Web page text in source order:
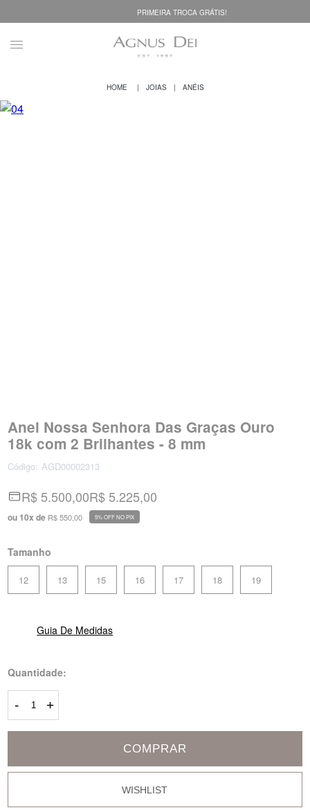
PRIMEIRA TROCA GRÁTIS!
JOIAS ANÉIS
Anel Nossa Senhora Das Graças Ouro
18k com 2 Brilhantes - 8 mm
Código: AGD00002313
R$ 5.500,00
ou 10x de R$ 550,00
R$ 5.225,00
5% OFF NO PIX
Tamanho
12 13 15 16 17 18 19
Guia De Medidas
Quantidade:
- +
COMPRAR